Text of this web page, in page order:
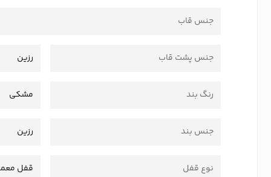
جنس قاب
جنس پشت قاب رزین
رنگ بند مشکی
جنس بند رزین
نوع قفل قفل